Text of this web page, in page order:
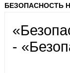
БЕЗОПАСНОСТЬ
-